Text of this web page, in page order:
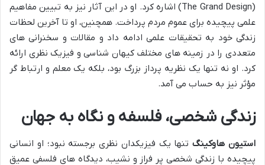
(The Grand Design) اشاره کرد. او در این آثار نیز به تبیین مفاهیم
علمی پیچیده برای عموم مردم پرداخت. همچنین، او تا آخرین لحظات
زندگی خود به تحقیقات علمی ادامه داد و مقالات و سخنرانی های
متعددی را در زمینه های مختلف کیهان شناسی و فیزیک نظری ارائه
کرد. او نه تنها یک نظریه پرداز بزرگ بود، بلکه یک معلم و ارتباط گر
مؤثر نیز به حساب می آمد.
زندگی شخصی، فلسفه و نگاه به جهان
استیون هاوکینگتنها یک فیزیکدان نظری برجسته نبود؛ او انسانی
پیچیده با زندگی شخصی پر فراز و نشیب، دیدگاه های فلسفی عمیق